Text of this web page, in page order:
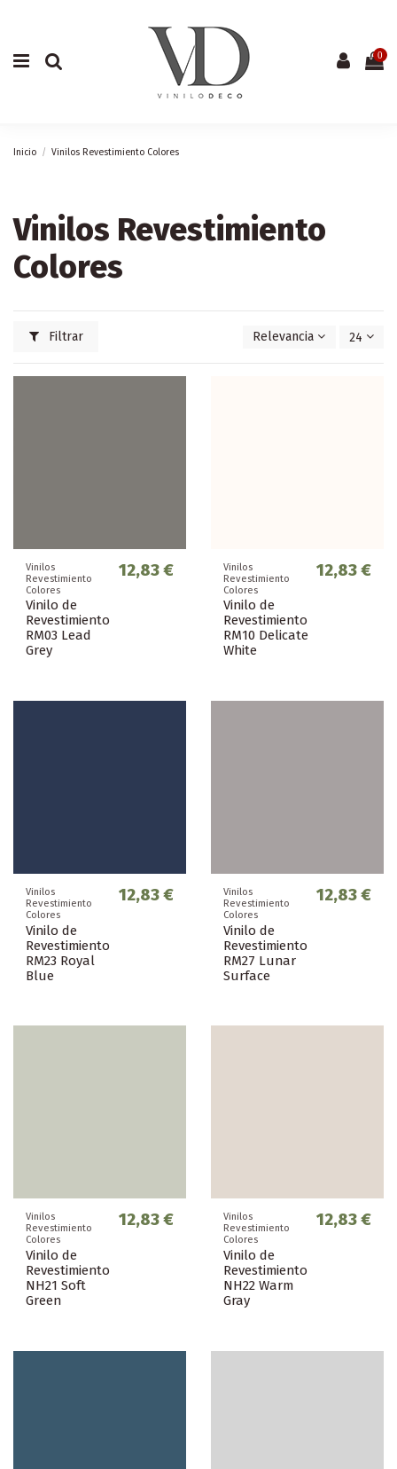
0
Inicio Vinilos Revestimiento Colores
Vinilos Revestimiento
Colores
Filtrar Relevancia 24
Vinilos
Revestimiento
Colores
Vinilo de
Revestimiento
RM03 Lead
Grey
12,83 €
Vinilos
Revestimiento
Colores
Vinilo de
Revestimiento
RM10 Delicate
White
12,83 €
Vinilos
Revestimiento
Colores
Vinilo de
Revestimiento
RM23 Royal
Blue
12,83 €
Vinilos
Revestimiento
Colores
Vinilo de
Revestimiento
RM27 Lunar
Surface
12,83 €
Vinilos
Revestimiento
Colores
Vinilo de
Revestimiento
NH21 Soft
Green
12,83 €
Vinilos
Revestimiento
Colores
Vinilo de
Revestimiento
NH22 Warm
Gray
12,83 €